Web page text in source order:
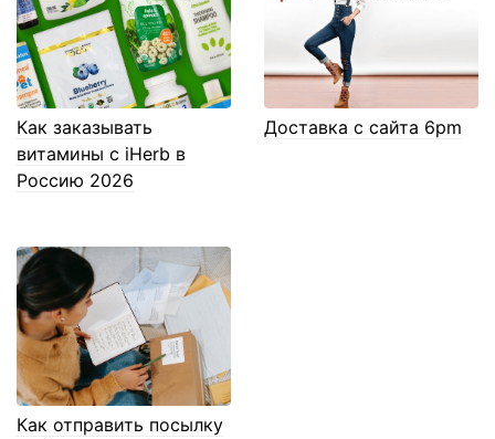
Как заказывать
витамины с iHerb в
Россию 2026
Доставка с сайта 6pm
Как отправить посылку